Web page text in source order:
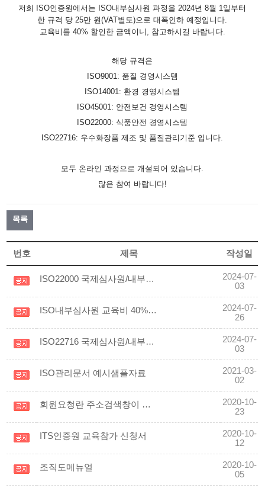
저희 ISO인증원에서는 ISO내부심사원 과정을 2024년 8월 1일부터
한 규격 당 25만 원(VAT별도)으로 대폭인하 예정입니다.
교육비를 40% 할인한 금액이니, 참고하시길 바랍니다.
해당 규격은
ISO9001: 품질 경영시스템
ISO14001: 환경 경영시스템
ISO45001: 안전보건 경영시스템
ISO22000: 식품안전 경영시스템
ISO22716: 우수화장품 제조 및 품질관리기준 입니다.
모두 온라인 과정으로 개설되어 있습니다.
많은 참여 바랍니다!
목록
번호 제목 작성일
ISO22000 국제심사원/내부심사원교육, 온라인 강좌가 개설되었습니다!
2024-07-
03
ISO내부심사원 교육비 40% 대폭 인하
2024-07-
26
ISO22716 국제심사원/내부심사원교육, 온라인 강좌가 개설되었습니다.
2024-07-
03
ISO관리문서 예시샘플자료
2021-03-
02
회원요청란 주소검색창이 안뜰때
2020-10-
23
ITS인증원 교육참가 신청서
2020-10-
12
조직도메뉴얼
2020-10-
05